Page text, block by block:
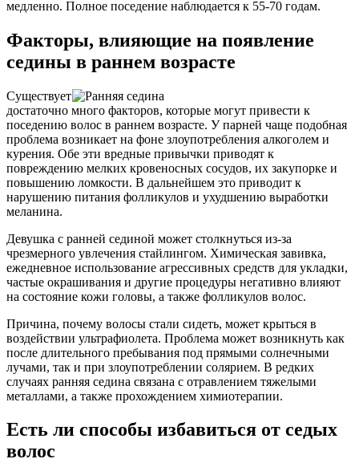
медленно. Полное поседение наблюдается к 55-70 годам.
Факторы, влияющие на появление
седины в раннем возрасте
Существует
достаточно много факторов, которые могут привести к
поседению волос в раннем возрасте. У парней чаще подобная
проблема возникает на фоне злоупотребления алкоголем и
курения. Обе эти вредные привычки приводят к
повреждению мелких кровеносных сосудов, их закупорке и
повышению ломкости. В дальнейшем это приводит к
нарушению питания фолликулов и ухудшению выработки
меланина.
Девушка с ранней сединой может столкнуться из-за
чрезмерного увлечения стайлингом. Химическая завивка,
ежедневное использование агрессивных средств для укладки,
частые окрашивания и другие процедуры негативно влияют
на состояние кожи головы, а также фолликулов волос.
Причина, почему волосы стали сидеть, может крыться в
воздействии ультрафиолета. Проблема может возникнуть как
после длительного пребывания под прямыми солнечными
лучами, так и при злоупотреблении солярием. В редких
случаях ранняя седина связана с отравлением тяжелыми
металлами, а также прохождением химиотерапии.
Есть ли способы избавиться от седых
волос